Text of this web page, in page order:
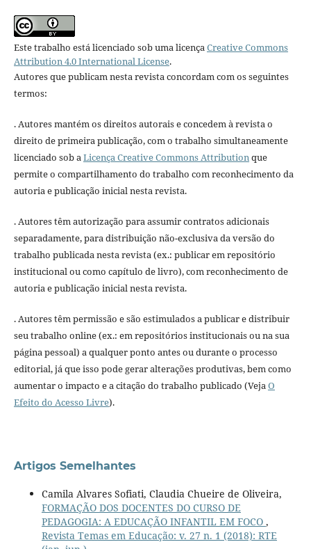
Este trabalho está licenciado sob uma licençaCreative Commons
Attribution 4.0 International License.
Autores que publicam nesta revista concordam com os seguintes
termos:
. Autores mantém os direitos autorais e concedem à revista o
direito de primeira publicação, com o trabalho simultaneamente
licenciado sob aLicença Creative Commons Attributionque
permite o compartilhamento do trabalho com reconhecimento da
autoria e publicação inicial nesta revista.
. Autores têm autorização para assumir contratos adicionais
separadamente, para distribuição não-exclusiva da versão do
trabalho publicada nesta revista (ex.: publicar em repositório
institucional ou como capítulo de livro), com reconhecimento de
autoria e publicação inicial nesta revista.
. Autores têm permissão e são estimulados a publicar e distribuir
seu trabalho online (ex.: em repositórios institucionais ou na sua
página pessoal) a qualquer ponto antes ou durante o processo
editorial, já que isso pode gerar alterações produtivas, bem como
aumentar o impacto e a citação do trabalho publicado (VejaO
Efeito do Acesso Livre).
Artigos Semelhantes
Camila Alvares Sofiati, Claudia Chueire de Oliveira,
FORMAÇÃO DOS DOCENTES DO CURSO DE
PEDAGOGIA: A EDUCAÇÃO INFANTIL EM FOCO ,
Revista Temas em Educação: v. 27 n. 1 (2018): RTE